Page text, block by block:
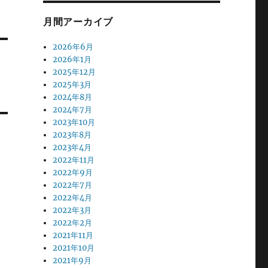
月間アーカイブ
2026年6月
2026年1月
2025年12月
2025年3月
2024年8月
2024年7月
2023年10月
2023年8月
2023年4月
2022年11月
2022年9月
2022年7月
2022年4月
2022年3月
2022年2月
2021年11月
2021年10月
2021年9月